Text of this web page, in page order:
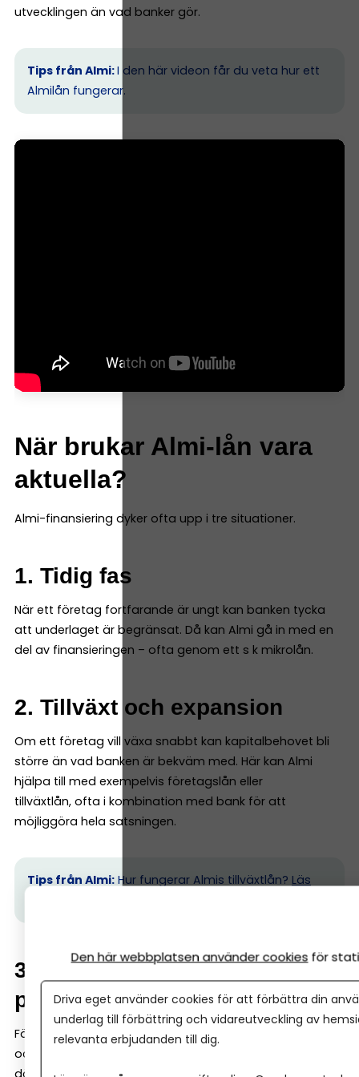
utvecklingen än vad banker gör.
Tips från Almi:I den här videon får du veta hur ett
Almilån fungerar.
När brukar Almi-lån vara
aktuella?
Almi-finansiering dyker ofta upp i tre situationer.
1. Tidig fas
När ett företag fortfarande är ungt kan banken tycka
att underlaget är begränsat. Då kan Almi gå in med en
del av finansieringen – ofta genom ett s k mikrolån.
2. Tillväxt och expansion
Om ett företag vill växa snabbt kan kapitalbehovet bli
större än vad banken är bekväm med. Här kan Almi
hjälpa till med exempelvis företagslån eller
tillväxtlån, ofta i kombination med bank för att
möjliggöra hela satsningen.
Tips från Almi: Hur fungerar Almis tillväxtlån? Läs
3. Innovation och nya
produkter
Företag som utvecklar nya produkter eller tjänster kan
också få finansiering via Almi. Det gäller särskilt projekt
där potentialen finns – men där intäkterna ännu inte är
Den här webbplatsen använder cookies för
Driva eget använder cookies för att förbättra din
underlag till förbättring och vidareutveckling av
relevanta erbjudanden till dig.